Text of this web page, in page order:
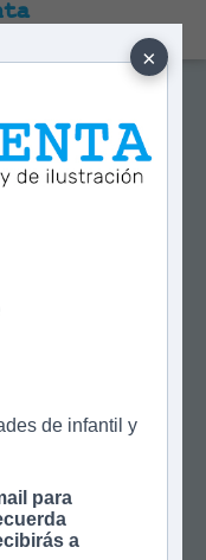
×
de infantil y
para
a